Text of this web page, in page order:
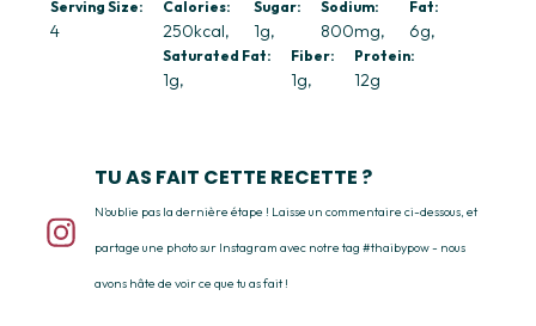
Serving Size:
4
Calories:
250kcal
Sugar:
1g
Sodium:
800mg
Fat:
6g
Saturated Fat:
1g
Fiber:
1g
Protein:
12g
TU AS FAIT CETTE RECETTE ?
N'oublie pas la dernière étape ! Laisse un commentaire ci-dessous, et
partage une photo sur Instagram avec notre tag #thaibypow - nous
avons hâte de voir ce que tu as fait !